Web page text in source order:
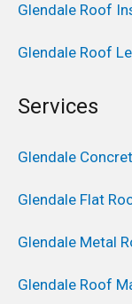
Glendale Roof
Glendale Roof
Services
Glendale
Glendale Flat
Glendale Metal
Glendale Roof